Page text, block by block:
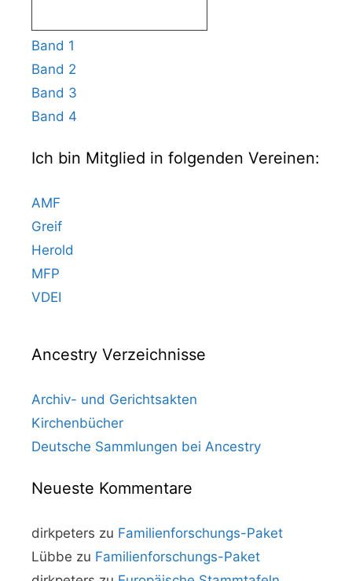
Band 1
Band 2
Band 3
Band 4
Ich bin Mitglied in folgenden Vereinen:
AMF
Greif
Herold
MFP
VDEI
Ancestry Verzeichnisse
Archiv- und Gerichtsakten
Kirchenbücher
Deutsche Sammlungen bei Ancestry
Neueste Kommentare
dirkpeters zu Familienforschungs-Paket
Lübbe zu Familienforschungs-Paket